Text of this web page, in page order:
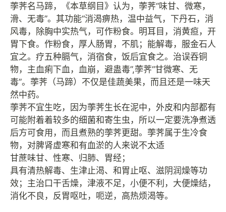
荸荠名马蹄，《本草纲目》认为，荸荠“味甘、微寒，
滑、无毒”。其功能“消渴痹热，温中益气，下丹石，消
风毒，除胸中实热气，可作粉食。明耳目，消黄疸，开
胃下食。作粉食，厚人肠胃，不肌；能解毒，服金石人
宜之。疗五种膈气，消宿食，饭后宜食之。治误吞铜
物，主血痢下血，血崩，避蛊毒”,荸荠“甘微寒、无
毒”。荸荠（马蹄）不仅是佳蔬美果，而且还是一味天
然中药。
荸荠不宜生吃，因为荸荠生长在泥中，外皮和内部都有
可能附着着较多的细菌和寄生虫，所以一定要洗净煮透
后方可食用，而且煮熟的荸荠更甜。荸荠属于生冷食
物，对脾肾虚寒和有血淤的人来说不太适
甘蔗味甘、性寒、归肺、胃经；
具有清热解毒、生津止渴、和胃止呕、滋阴润燥等功
效；主治口干舌燥，津液不足，小便不利，大便燥结，
消化不良，反胃呕吐，呃逆，高热烦渴等。